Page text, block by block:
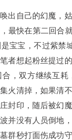
自己的幻魔，姑
最快在第二回合
宝宝，不过紫禁
者想起粉丝提过
合，双方继续互
火清掉，如果清
封印，随后被幻
并没有人员倒地
群秒打面伤成功